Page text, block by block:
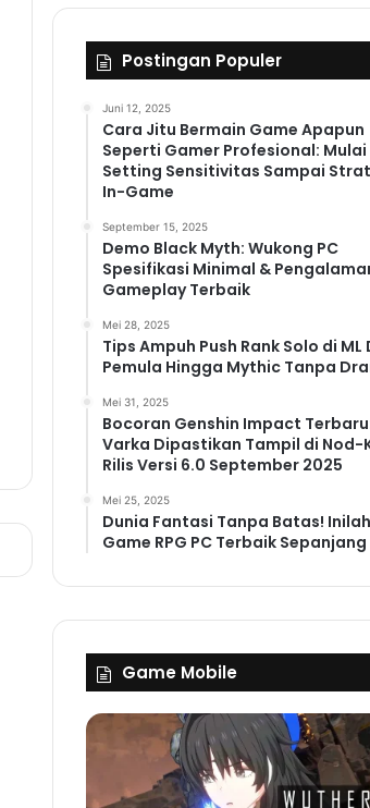
Postingan Populer
Juni 12, 2025
Cara Jitu Bermain Game Apapun
Seperti Gamer Profesional:
Setting Sensitivitas Sampai
In-Game
September 15, 2025
Demo Black Myth: Wukong PC
Spesifikasi Minimal &
Gameplay Terbaik
Mei 28, 2025
Tips Ampuh Push Rank Solo di ML
Pemula Hingga Mythic Tanpa
Mei 31, 2025
Bocoran Genshin Impact
Varka Dipastikan Tampil di Nod-
Rilis Versi 6.0 September 2025
Mei 25, 2025
Dunia Fantasi Tanpa Batas! Inilah
Game RPG PC Terbaik
Game Mobile